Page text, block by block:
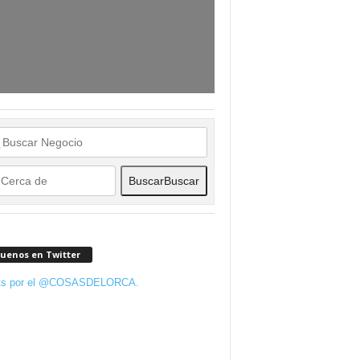
BuscarBuscar
en Twitter
por el @COSASDELORCA.